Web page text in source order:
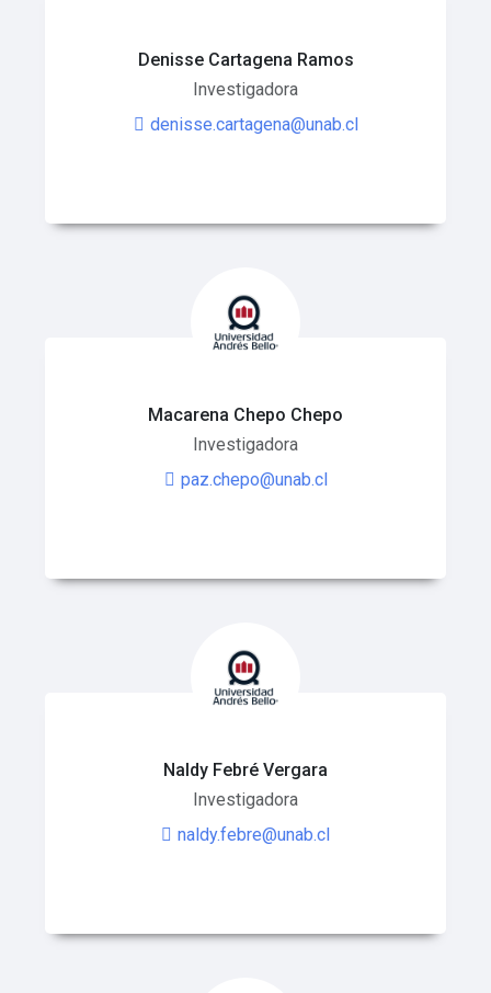
Denisse Cartagena Ramos
Investigadora
denisse.cartagena@unab.cl
Macarena Chepo Chepo
Investigadora
paz.chepo@unab.cl
Naldy Febré Vergara
Investigadora
naldy.febre@unab.cl